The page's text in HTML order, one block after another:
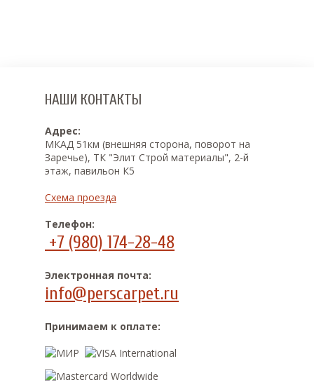
НАШИ КОНТАКТЫ
Адрес:
МКАД 51км (внешняя сторона, поворот на
Заречье), ТК "Элит Строй материалы", 2-й
этаж, павильон К5
Схема проезда
Телефон:
+7 (980) 174-28-48
Электронная почта:
info@perscarpet.ru
Принимаем к оплате: